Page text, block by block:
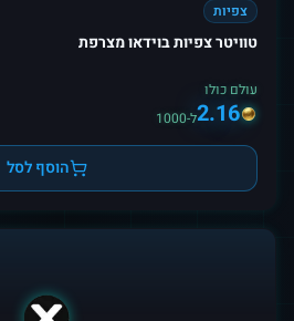
צפיות
טוויטר צפיות בוידאו מצרפת
עולם כולו
2.16ל-1000
הוסף לסל